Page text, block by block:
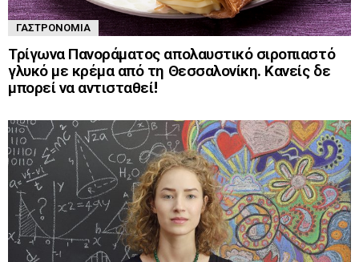
ΓΑΣΤΡΟΝΟΜΊΑ
Τρίγωνα Πανοράματος απολαυστικό σιροπιαστό
γλυκό με κρέμα από τη Θεσσαλονίκη. Κανείς δε
μπορεί να αντισταθεί!